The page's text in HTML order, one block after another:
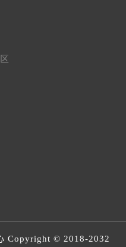
Copyright © 2018-2032